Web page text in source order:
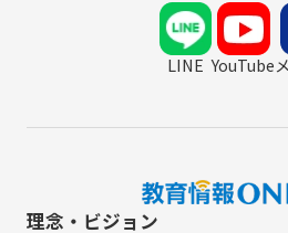
LINE YouTube
理念・ビジョン